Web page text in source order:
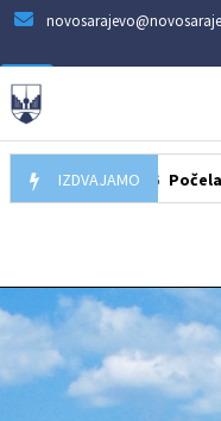
IZDVAJAMO
05.08.2026 Počela